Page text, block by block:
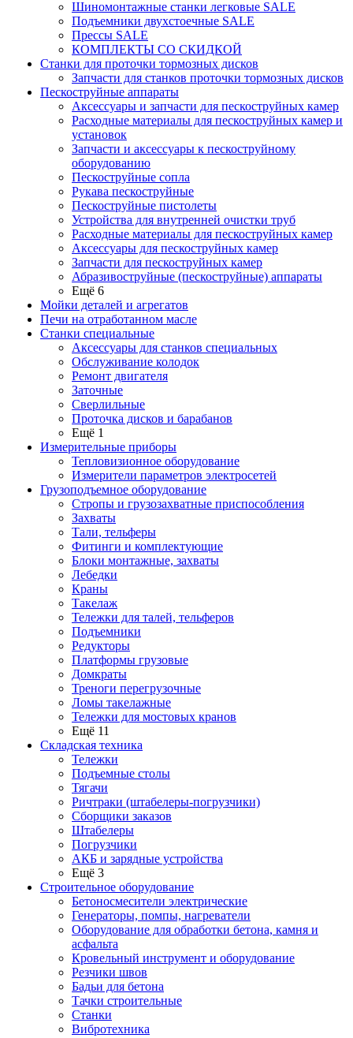
Шиномонтажные станки легковые SALE
Подъемники двухстоечные SALE
Прессы SALE
КОМПЛЕКТЫ СО СКИДКОЙ
Станки для проточки тормозных дисков
Запчасти для станков проточки тормозных дисков
Пескоструйные аппараты
Аксессуары и запчасти для пескоструйных камер
Расходные материалы для пескоструйных камер и
установок
Запчасти и аксессуары к пескоструйному
оборудованию
Пескоструйные сопла
Рукава пескоструйные
Пескоструйные пистолеты
Устройства для внутренней очистки труб
Расходные материалы для пескоструйных камер
Аксессуары для пескоструйных камер
Запчасти для пескоструйных камер
Абразивоструйные (пескоструйные) аппараты
Ещё 6
Мойки деталей и агрегатов
Печи на отработанном масле
Станки специальные
Аксессуары для станков специальных
Обслуживание колодок
Ремонт двигателя
Заточные
Сверлильные
Проточка дисков и барабанов
Ещё 1
Измерительные приборы
Тепловизионное оборудование
Измерители параметров электросетей
Грузоподъемное оборудование
Стропы и грузозахватные приспособления
Захваты
Тали, тельферы
Фитинги и комплектующие
Блоки монтажные, захваты
Лебедки
Краны
Такелаж
Тележки для талей, тельферов
Подъемники
Редукторы
Платформы грузовые
Домкраты
Треноги перегрузочные
Ломы такелажные
Тележки для мостовых кранов
Ещё 11
Складская техника
Тележки
Подъемные столы
Тягачи
Ричтраки (штабелеры-погрузчики)
Сборщики заказов
Штабелеры
Погрузчики
АКБ и зарядные устройства
Ещё 3
Строительное оборудование
Бетоносмесители электрические
Генераторы, помпы, нагреватели
Оборудование для обработки бетона, камня и
асфальта
Кровельный инструмент и оборудование
Резчики швов
Бадьи для бетона
Тачки строительные
Станки
Вибротехника